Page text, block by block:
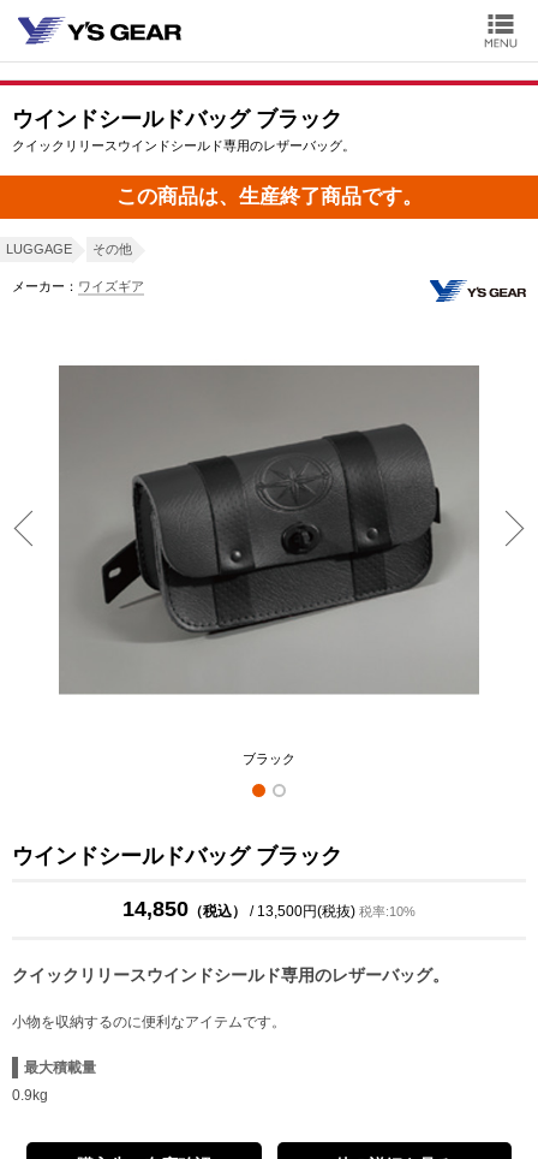
ウインドシールドバッグ ブラック
クイックリリースウインドシールド専用のレザーバッグ。
この商品は、生産終了商品です。
LUGGAGE その他
メーカー： ワイズギア
ブラック
ウインドシールドバッグ ブラック
14,850 （税込） / 13,500円(税抜) 税率:10%
クイックリリースウインドシールド専用のレザーバッグ。
小物を収納するのに便利なアイテムです。
最大積載量
0.9kg